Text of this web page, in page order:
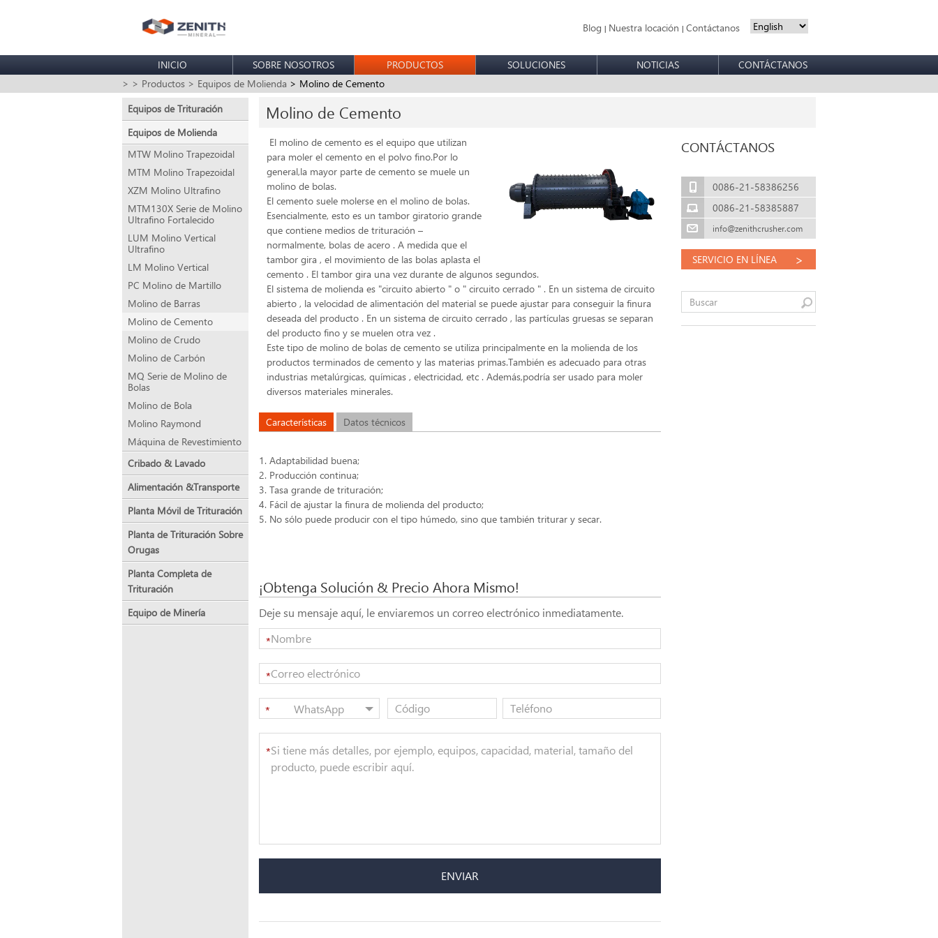
Blog | Nuestra locación | Contáctanos
INICIO SOBRE NOSOTROS PRODUCTOS SOLUCIONES NOTICIAS
CONTÁCTANOS
> > Productos > Equipos de Molienda > Molino de Cemento
Equipos de Trituración
Equipos de Molienda
MTW Molino Trapezoidal
MTM Molino Trapezoidal
XZM Molino Ultrafino
MTM130X Serie de Molino
Ultrafino Fortalecido
LUM Molino Vertical
Ultrafino
LM Molino Vertical
PC Molino de Martillo
Molino de Barras
Molino de Cemento
Molino de Crudo
Molino de Carbón
MQ Serie de Molino de
Bolas
Molino de Bola
Molino Raymond
Máquina de Revestimiento
Cribado & Lavado
Alimentación &Transporte
Planta Móvil de Trituración
Planta de Trituración Sobre
Orugas
Planta Completa de
Trituración
Equipo de Minería
Molino de Cemento
El molino de cemento es el equipo que utilizan
para moler el cemento en el polvo fino.Por lo
general,la mayor parte de cemento se muele un
molino de bolas.
El cemento suele molerse en el molino de bolas.
Esencialmente, esto es un tambor giratorio grande
que contiene medios de trituración –
normalmente, bolas de acero . A medida que el
tambor gira , el movimiento de las bolas aplasta el
cemento . El tambor gira una vez durante de algunos segundos.
El sistema de molienda es "circuito abierto " o " circuito cerrado " . En un sistema de circuito
abierto , la velocidad de alimentación del material se puede ajustar para conseguir la finura
deseada del producto . En un sistema de circuito cerrado , las partículas gruesas se separan
del producto fino y se muelen otra vez .
Este tipo de molino de bolas de cemento se utiliza principalmente en la molienda de los
productos terminados de cemento y las materias primas.También es adecuado para otras
industrias metalúrgicas, químicas , electricidad, etc . Además,podría ser usado para moler
diversos materiales minerales.
Características Datos técnicos
1. Adaptabilidad buena;
2. Producción continua;
3. Tasa grande de trituración;
4. Fácil de ajustar la finura de molienda del producto;
5. No sólo puede producir con el tipo húmedo, sino que también triturar y secar.
¡Obtenga Solución & Precio Ahora Mismo!
Deje su mensaje aquí, le enviaremos un correo electrónico inmediatamente.
*
*
WhatsApp
*
ENVIAR
CONTÁCTANOS
0086-21-58386256
0086-21-58385887
info@zenithcrusher.com
SERVICIO EN LÍNEA >